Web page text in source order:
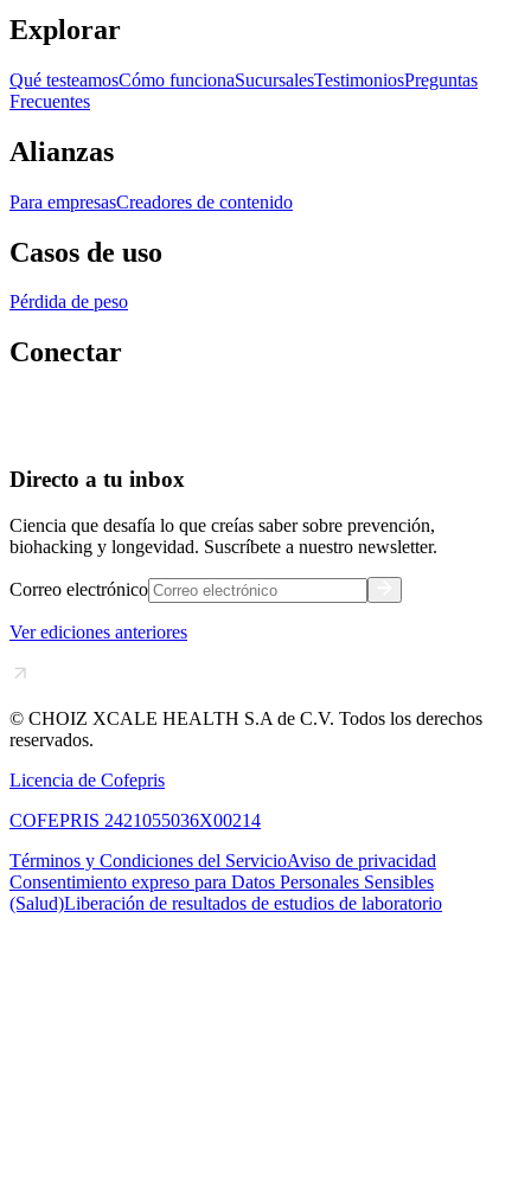
Explorar
Qué testeamosCómo funcionaSucursalesTestimoniosPreguntas
Frecuentes
Alianzas
Para empresasCreadores de contenido
Casos de uso
Pérdida de peso
Conectar
Directo a tu inbox
Ciencia que desafía lo que creías saber sobre prevención,
biohacking y longevidad. Suscríbete a nuestro newsletter.
Correo electrónico
Ver ediciones anteriores
© CHOIZ XCALE HEALTH S.A de C.V. Todos los derechos
reservados.
Licencia de Cofepris
COFEPRIS 2421055036X00214
Términos y Condiciones del ServicioAviso de privacidad
Consentimiento expreso para Datos Personales Sensibles
(Salud)Liberación de resultados de estudios de laboratorio